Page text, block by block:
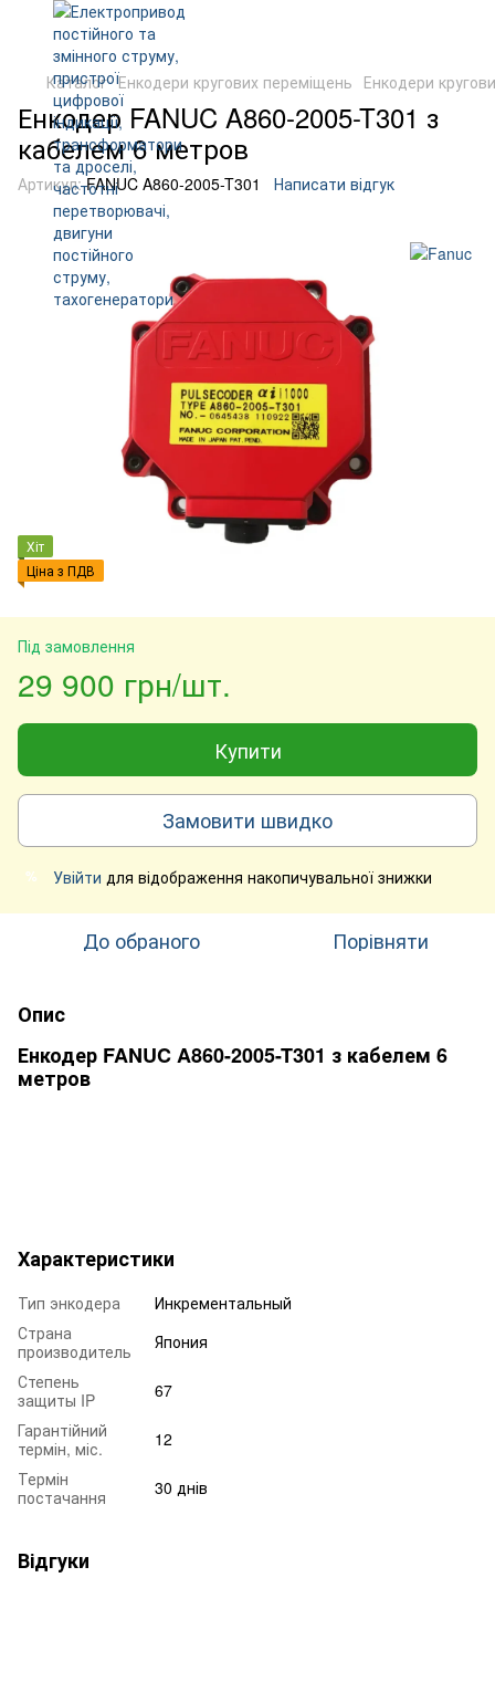
Каталог Енкодери кругових переміщень Енкодери
Енкодер FANUC A860-2005-T301 з
кабелем 6 метров
Артикул:FANUC A860-2005-T301 Написати відгук
Хіт
Ціна з ПДВ
Під замовлення
29 900 грн/шт.
Купити
Замовити швидко
% Увійти для відображення накопичувальної знижки
До обраного Порівняти
Опис
Енкодер FANUC A860-2005-T301 з кабелем 6
метров
Характеристики
Тип энкодера
Инкрементальный
Страна
производитель
Япония
Степень
защиты IP
67
Гарантійний
термін, міс.
12
Термін
постачання
30 днів
Відгуки